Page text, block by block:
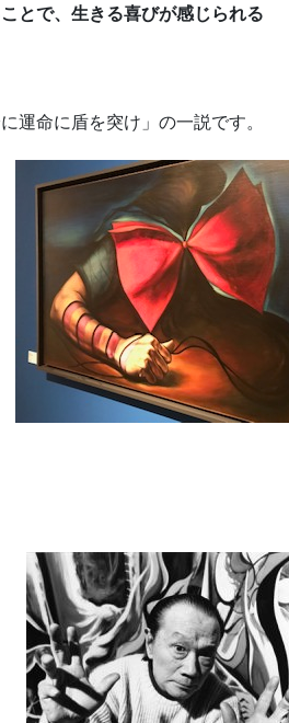
とで、生きる喜びが感じられる
運命に盾を突け」の一説です。